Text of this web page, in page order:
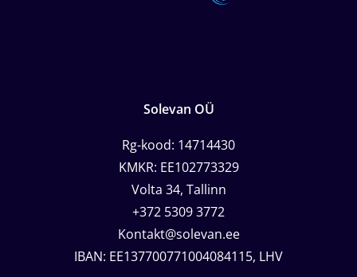
Solevan OÜ
Rg-kood: 14714430
KMKR: EE102773329
Volta 34, Tallinn
+372 5309 3772
Kontakt@solevan.ee
IBAN: EE137700771004084115, LHV